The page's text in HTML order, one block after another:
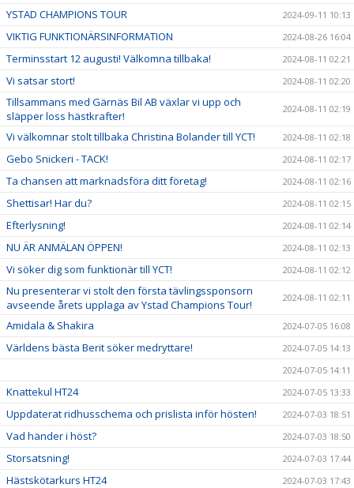
YSTAD CHAMPIONS TOUR 2024-09-11 10:13
VIKTIG FUNKTIONÄRSINFORMATION 2024-08-26 16:04
Terminsstart 12 augusti! Välkomna tillbaka! 2024-08-11 02:21
Vi satsar stort! 2024-08-11 02:20
Tillsammans med Gärnäs Bil AB växlar vi upp och
släpper loss hästkrafter!
2024-08-11 02:19
Vi välkomnar stolt tillbaka Christina Bolander till YCT! 2024-08-11 02:18
Gebo Snickeri - TACK! 2024-08-11 02:17
Ta chansen att marknadsföra ditt företag! 2024-08-11 02:16
Shettisar! Har du? 2024-08-11 02:15
Efterlysning! 2024-08-11 02:14
NU ÄR ANMÄLAN ÖPPEN! 2024-08-11 02:13
Vi söker dig som funktionär till YCT! 2024-08-11 02:12
Nu presenterar vi stolt den första tävlingssponsorn
avseende årets upplaga av Ystad Champions Tour!
2024-08-11 02:11
Amidala & Shakira 2024-07-05 16:08
Världens bästa Berit söker medryttare!
2024-07-05 14:13
2024-07-05 14:11
Knattekul HT24 2024-07-05 13:33
Uppdaterat ridhusschema och prislista inför hösten! 2024-07-03 18:51
Vad händer i höst? 2024-07-03 18:50
Storsatsning! 2024-07-03 17:44
Hästskötarkurs HT24 2024-07-03 17:43